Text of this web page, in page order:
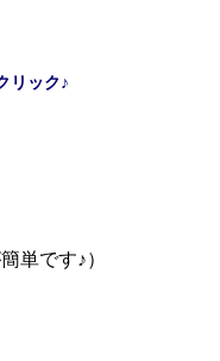
リック♪
単です♪）